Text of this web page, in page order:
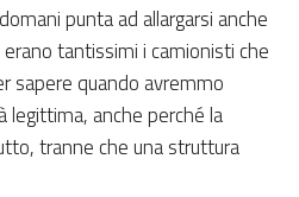
punta ad allargarsi anche
tantissimi i camionisti che
sapere quando avremmo
legittima, anche perché la
tranne che una struttura